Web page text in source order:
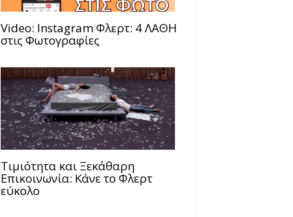
Video: Instagram Φλερτ: 4 ΛΑΘΗ
στις Φωτογραφίες
Τιμιότητα και Ξεκάθαρη
Επικοινωνία: Κάνε το Φλερτ
εύκολο